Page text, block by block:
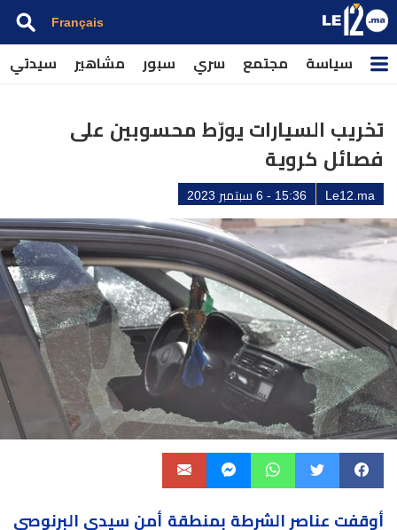
Français
سياسة مجتمع سري سبور مشاهير سيدتي
تخريب السيارات يورّط محسوبين على
فصائل كروية
Le12.ma 15:36 - 6 سبتمبر 2023
أوقفت عناصر الشرطة بمنطقة أمن سيدي البرنوصي